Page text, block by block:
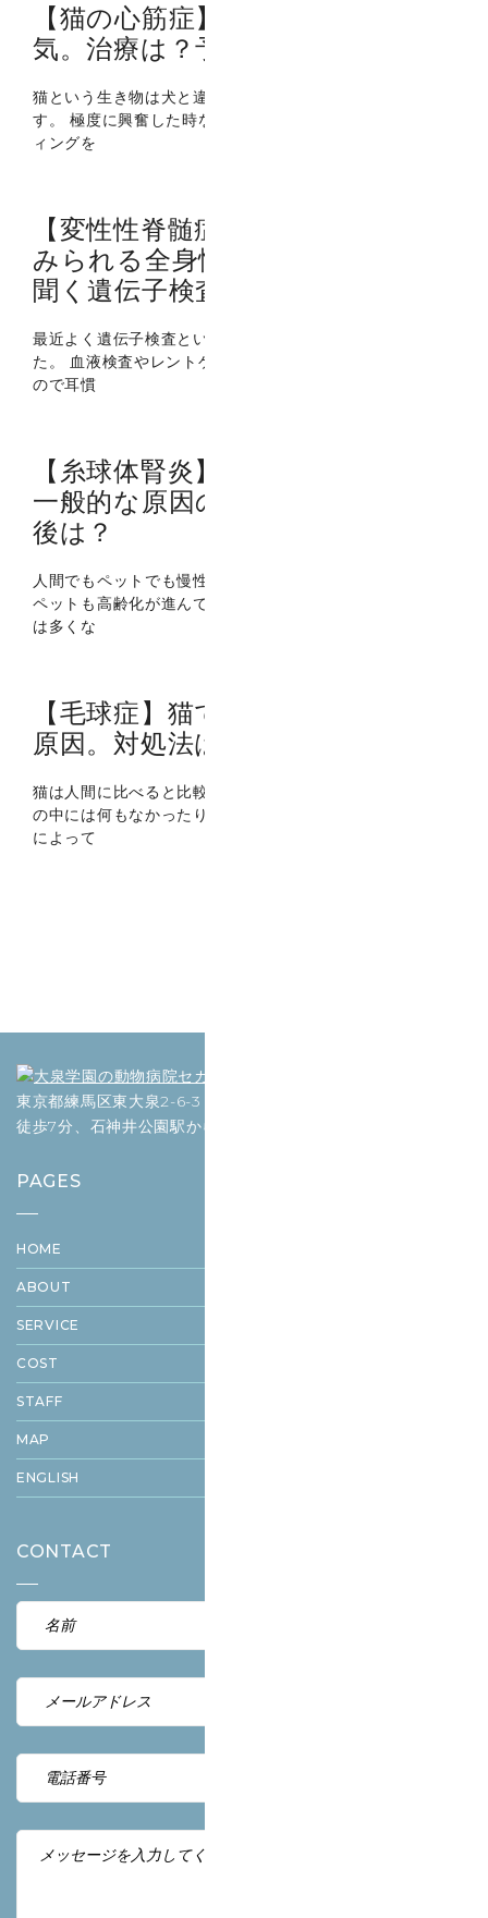
【猫の心筋症】猫に多い心臓の病
気。治療は？予後は？
猫という生き物は犬と違って、呼吸がとても静かな動物で
す。 極度に興奮した時などは別ですが、犬のようにパンテ
ィングを
【変性性脊髄症】コーギーでよく
みられる全身性の麻痺。最近よく
聞く遺伝子検査って有効？
最近よく遺伝子検査という言葉をよく聞くようになりまし
た。 血液検査やレントゲン検査などは昔からある検査です
ので耳慣
【糸球体腎炎】犬の慢性腎不全の
一般的な原因の一つ。治療は？予
後は？
人間でもペットでも慢性疾患というものは色々あります。
ペットも高齢化が進んでいるため、以前に比べて慢性疾患
は多くな
【毛球症】猫でありがちの嘔吐の
原因。対処法は？
猫は人間に比べると比較的によく吐く動物です。 吐いた物
の中には何もなかったり、食塊が入っていたり、また場合
によって
東京都練馬区東大泉2-6-3 （大泉学園駅から
徒歩7分、石神井公園駅から12分）
PAGES
HOME
ABOUT
SERVICE
COST
STAFF
MAP
ENGLISH
CONTACT